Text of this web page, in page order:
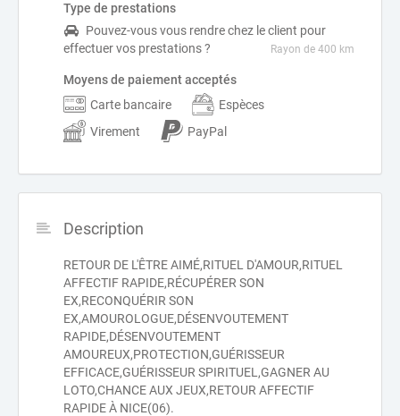
Type de prestations
Pouvez-vous vous rendre chez le client pour
effectuer vos prestations ?
Rayon de 400 km
Moyens de paiement acceptés
Carte bancaire
Espèces
Virement
PayPal
Description
RETOUR DE L'ÊTRE AIMÉ,RITUEL D'AMOUR,RITUEL
AFFECTIF RAPIDE,RÉCUPÉRER SON
EX,RECONQUÉRIR SON
EX,AMOUROLOGUE,DÉSENVOUTEMENT
RAPIDE,DÉSENVOUTEMENT
AMOUREUX,PROTECTION,GUÉRISSEUR
EFFICACE,GUÉRISSEUR SPIRITUEL,GAGNER AU
LOTO,CHANCE AUX JEUX,RETOUR AFFECTIF
RAPIDE À NICE(06).